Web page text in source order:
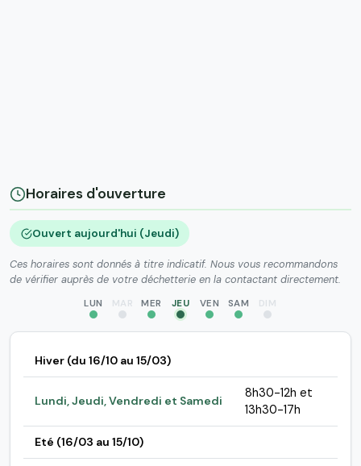
Horaires d'ouverture
Ouvert aujourd'hui (Jeudi)
Ces horaires sont donnés à titre indicatif. Nous vous recommandons
de vérifier auprès de votre déchetterie en la contactant directement.
LUN MAR MER JEU VEN SAM DIM
Hiver (du 16/10 au 15/03)
Lundi, Jeudi, Vendredi et Samedi
8h30-12h et
13h30-17h
Eté (16/03 au 15/10)